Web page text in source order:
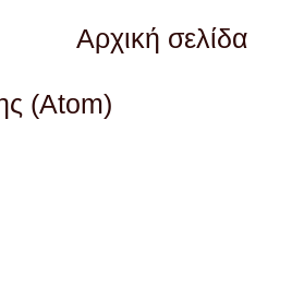
Αρχική σελίδα
(Atom)